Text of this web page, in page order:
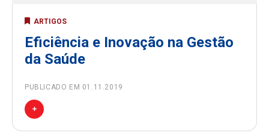
ARTIGOS
Eficiência e Inovação na Gestão
da Saúde
PUBLICADO EM 01.11.2019